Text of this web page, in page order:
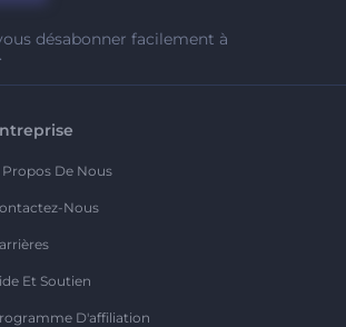
désabonner facilement à
Propos De Nous
Nous
Et Soutien
D'affiliation